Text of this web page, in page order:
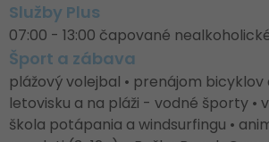
Služby Plus
07:00 - 13:00 čapované
Šport a zábava
plážový volejbal • prenájom bicyklov
letovisku a na pláži - vodné športy •
škola potápania a windsurfingu •